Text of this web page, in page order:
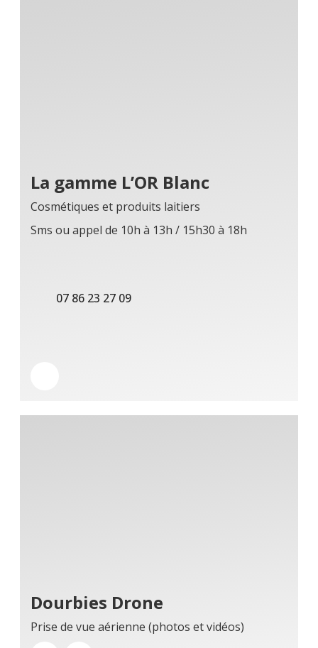
La gamme L’OR Blanc
Cosmétiques et produits laitiers
Sms ou appel de 10h à 13h / 15h30 à 18h
07 86 23 27 09
Dourbies Drone
Prise de vue aérienne (photos et vidéos)